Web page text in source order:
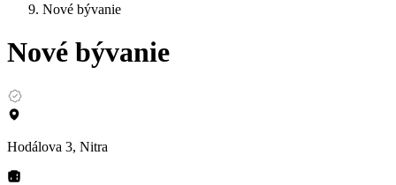
Nové bývanie
Nové bývanie
Hodálova 3, Nitra